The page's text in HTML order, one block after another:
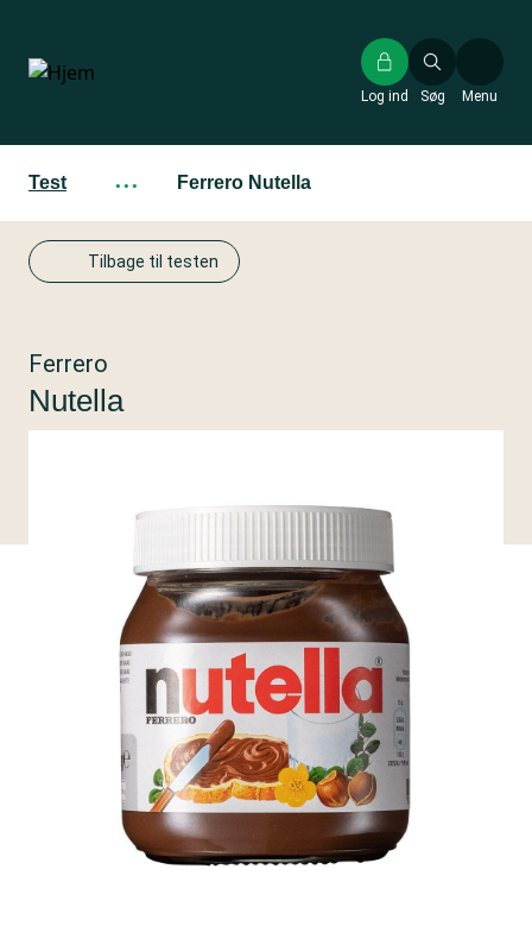
hovedindhold
Søg
Log ind Menu
Test ··· Ferrero Nutella
Tilbage til testen
Ferrero
Nutella